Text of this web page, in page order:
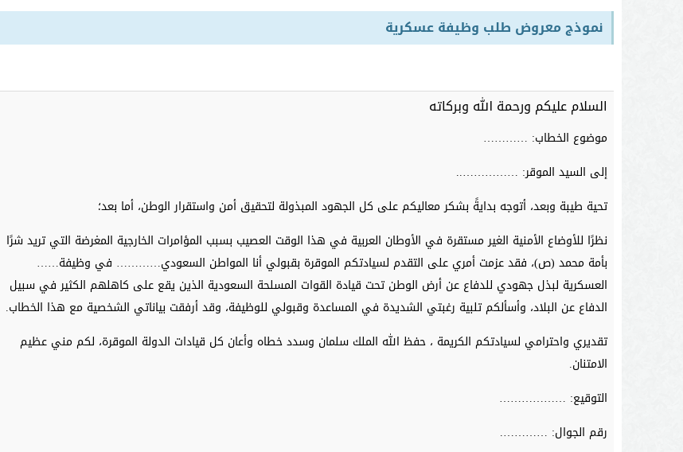
نموذج معروض طلب وظيفة عسكرية
السلام عليكم ورحمة الله وبركاته
موضوع الخطاب: …………
إلى السيد الموقر: ……………..
تحية طيبة وبعد، أتوجه بدايةً بشكر معاليكم على كل الجهود المبذولة لتحقيق أمن واستقرار الوطن، أما بعد؛
نظرًا للأوضاع الأمنية الغير مستقرة في الأوطان العربية في هذا الوقت العصيب بسبب المؤامرات الخارجية المغرضة التي تريد شرًا
بأمة محمد (ص)، فقد عزمت أمري على التقدم لسيادتكم الموقرة بقبولي أنا المواطن السعودي………… في وظيفة……
العسكرية لبذل جهودي للدفاع عن أرض الوطن تحت قيادة القوات المسلحة السعودية الذين يقع على كاهلهم الكثير في سبيل
الدفاع عن البلاد، وأسألكم تلبية رغبتي الشديدة في المساعدة وقبولي للوظيفة، وقد أرفقت بياناتي الشخصية مع هذا الخطاب.
تقديري واحترامي لسيادتكم الكريمة ، حفظ الله الملك سلمان وسدد خطاه وأعان كل قيادات الدولة الموقرة، لكم مني عظيم
الامتنان.
التوقيع: ………………
رقم الجوال: ………….